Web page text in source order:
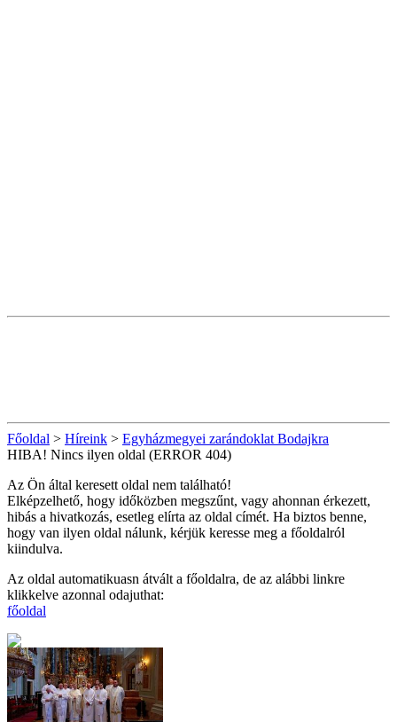
Főoldal > Híreink > Egyházmegyei zarándoklat Bodajkra
HIBA! Nincs ilyen oldal (ERROR 404)
Az Ön által keresett oldal nem található!
Elképzelhető, hogy időközben megszűnt, vagy ahonnan érkezett,
hibás a hivatkozás, esetleg elírta az oldal címét. Ha biztos benne,
hogy van ilyen oldal nálunk, kérjük keresse meg a főoldalról
kiindulva.
Az oldal automatikuasn átvált a főoldalra, de az alábbi linkre
klikkelve azonnal odajuthat:
főoldal